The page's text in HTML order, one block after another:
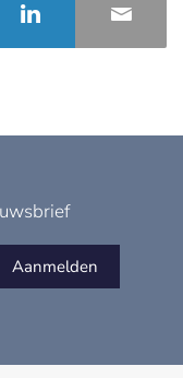
Aanmelden